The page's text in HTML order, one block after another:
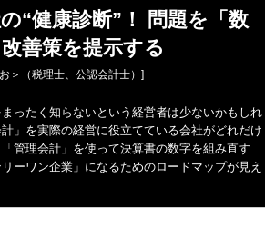
“健康診断”！ 問題を「数
善策を提示する
＞（税理士、公認会計士）]
まったく知らないという経営者は少ないかもしれ
」を実際の経営に役立てている会社がどれだけ
管理会計」を使って決算書の数字を組み直す
ーワン企業」になるためのロードマップが見え